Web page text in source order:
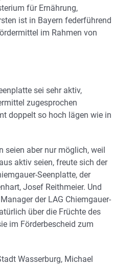
für Ernährung,
ist in Bayern federführend
im Rahmen von
sei sehr aktiv,
zugesprochen
doppelt so hoch lägen wie in
seien aber nur möglich, weil
aktiv seien, freute sich der
Seenplatte, der
Josef Reithmeier. Und
der LAG Chiemgauer-
über die Früchte des
im Förderbescheid zum
Wasserburg, Michael